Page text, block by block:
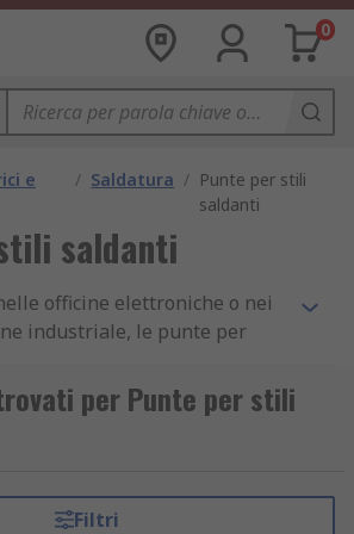
0
e
/ Saldatura / Punte per stili
saldanti
saldanti
officine elettroniche o nei
industriale, le punte per
per garantire trasferimento
affidabili e durata
Su RS trovi una gamma
da leghe senza piombo,
per Punte per stili
Filtri